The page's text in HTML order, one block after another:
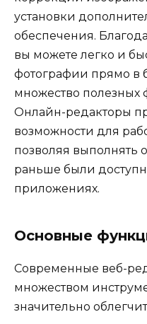
установки
обеспечения.
вы можете легко и
фотографии прямо в
множество полезных
Онлайн-редакторы
возможности для
позволяя выполнять
раньше были
приложениях.
Основные
Современные веб-
множеством
значительно